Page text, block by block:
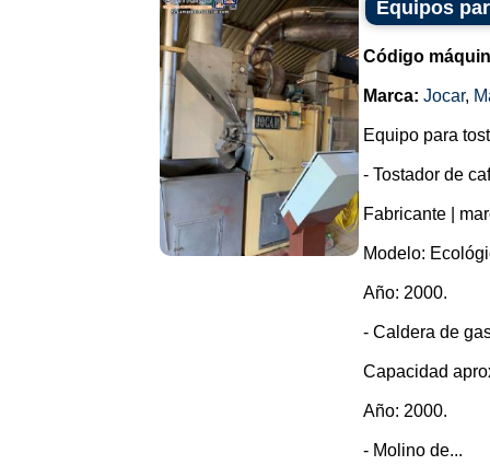
Equipos
Código
Marca: Jocar,
Equipo para
- Tostador de
Fabricante |
Modelo:
Año: 2000.
- Caldera de
Capacidad
Año: 2000.
- Molino de...